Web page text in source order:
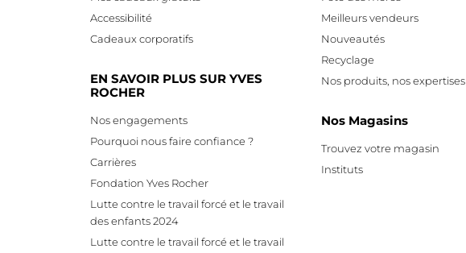
Accessibilité
Cadeaux corporatifs
EN SAVOIR PLUS SUR YVES
ROCHER
Nos engagements
Pourquoi nous faire confiance ?
Carrières
Fondation Yves Rocher
Lutte contre le travail forcé et le travail
des enfants 2024
Lutte contre le travail forcé et le travail
Meilleurs vendeurs
Nouveautés
Recyclage
Nos produits, nos expertises
Nos Magasins
Trouvez votre magasin
Instituts